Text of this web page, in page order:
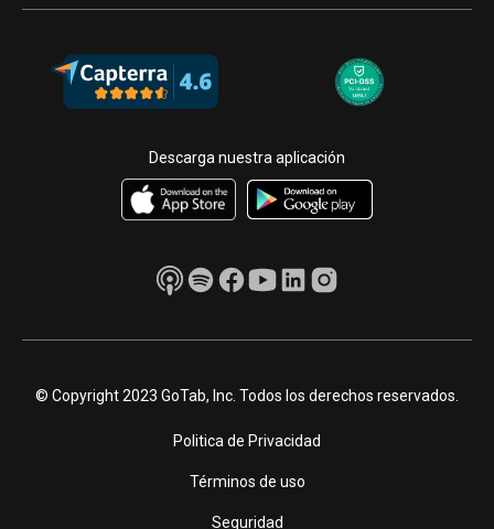
Descarga nuestra aplicación
© Copyright 2023 GoTab, Inc. Todos los derechos reservados.
Politica de Privacidad
Términos de uso
Seguridad